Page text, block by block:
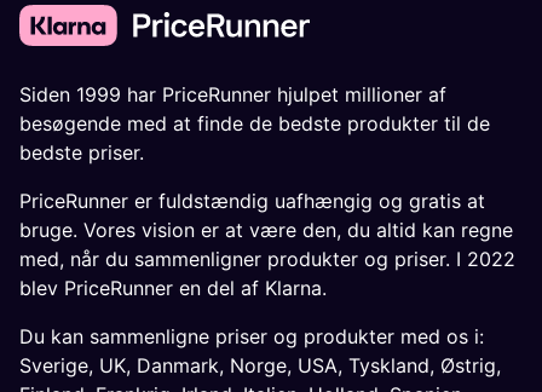
Siden 1999 har PriceRunner hjulpet millioner af
besøgende med at finde de bedste produkter til de
bedste priser.
PriceRunner er fuldstændig uafhængig og gratis at
bruge. Vores vision er at være den, du altid kan regne
med, når du sammenligner produkter og priser. I 2022
blev PriceRunner en del af Klarna.
Du kan sammenligne priser og produkter med os i:
Sverige, UK, Danmark, Norge, USA, Tyskland, Østrig,